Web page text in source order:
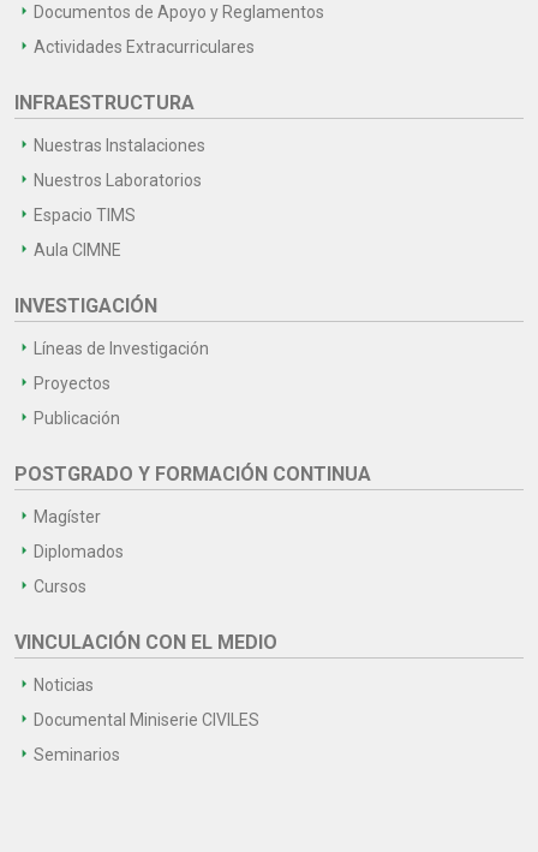
Documentos de Apoyo y Reglamentos
Actividades Extracurriculares
INFRAESTRUCTURA
Nuestras Instalaciones
Nuestros Laboratorios
Espacio TIMS
Aula CIMNE
INVESTIGACIÓN
Líneas de Investigación
Proyectos
Publicación
POSTGRADO Y FORMACIÓN CONTINUA
Magíster
Diplomados
Cursos
VINCULACIÓN CON EL MEDIO
Noticias
Documental Miniserie CIVILES
Seminarios